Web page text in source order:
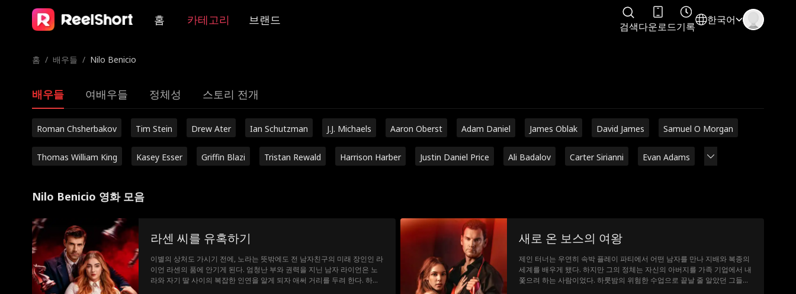
홈 카테고리 브랜드
검색다운로드기록
한국어
홈 / 배우들 / Nilo Benicio
배우들 여배우들 정체성 스토리 전개
Roman Chsherbakov Tim Stein Drew Ater Ian Schutzman J.J. Michaels Aaron Oberst Adam Daniel James Oblak David James Samuel O Morgan
Thomas William King Kasey Esser Griffin Blazi Tristan Rewald Harrison Harber Justin Daniel Price Ali Badalov Carter Sirianni Evan Adams
Nilo Benicio 영화 모음
라센 씨를 유혹하기
이별의 상처도 가시기 전에, 노라는 뜻밖에도 전 남자친구의 미래 장인인 라
이언 라센의 품에 안기게 된다. 엄청난 부와 권력을 지닌 남자 라이언은 노
라와 자기 딸 사이의 복잡한 인연을 알게 되자 애써 거리를 두려 한다. 하지
새로 온 보스의 여왕
제인 터너는 우연히 속박 플레이 파티에서 어떤 남자를 만나 지배와 복종의
세계를 배우게 됐다. 하지만 그의 정체는 자신의 아버지를 가족 기업에서 내
쫓으려 하는 사람이었다. 하룻밤의 위험한 수업으로 끝날 줄 알았던 그들의